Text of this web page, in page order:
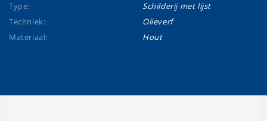
Type:
Schilderij met lijst
Techniek:
Olieverf
Materiaal:
Hout